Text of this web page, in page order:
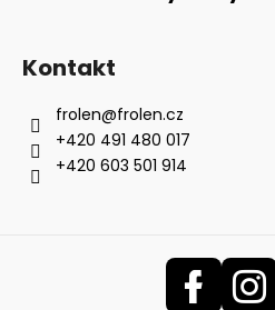
Kontakt
frolen@frolen.cz
+420 491 480 017
+420 603 501 914